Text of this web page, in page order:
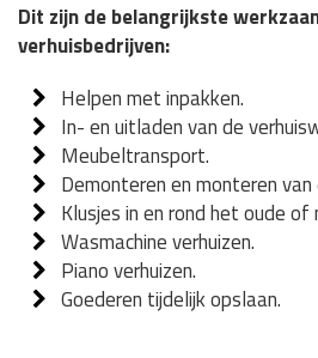
Dit zijn de belangrijkste
verhuisbedrijven:
Helpen met inpakken.
In- en uitladen van de
Meubeltransport.
Demonteren en monteren
Klusjes in en rond het oude of
Wasmachine verhuizen.
Piano verhuizen.
Goederen tijdelijk opslaan.